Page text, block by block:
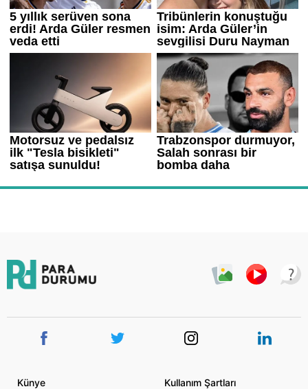
Künye Kullanım Şartları